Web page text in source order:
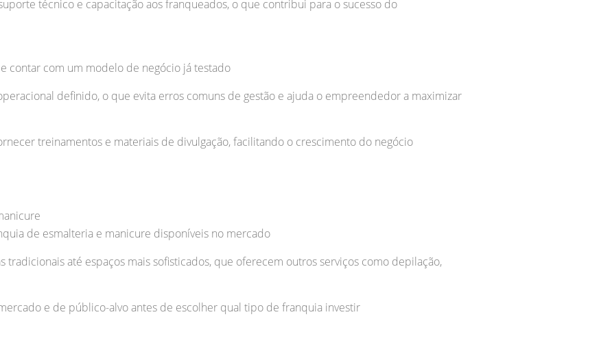
técnico e capacitação aos franqueados, o que contribui para o sucesso do
contar com um modelo de negócio já testado
definido, o que evita erros comuns de gestão e ajuda o empreendedor a maximizar
treinamentos e materiais de divulgação, facilitando o crescimento do negócio
de esmalteria e manicure disponíveis no mercado
tradicionais até espaços mais sofisticados, que oferecem outros serviços como depilação,
e de público-alvo antes de escolher qual tipo de franquia investir